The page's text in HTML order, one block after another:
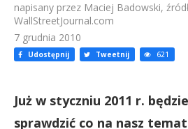
napisany przez Maciej Badowski,
WallStreetJournal.com
7 grudnia 2010
Udostępnij Tweetnij 621
Już w styczniu 2011 r.
sprawdzić co na nasz